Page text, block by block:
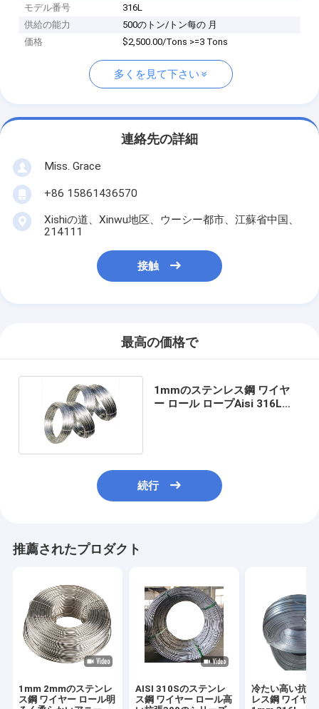
モデル番号
316L
供給の能力
500のトン/トン每の 月
価格
$2,500.00/Tons >=3 Tons
多くを見て下さい
連絡先の詳細
Miss. Grace
+86 15861436570
Xishiの道、Xinwu地区、ウーシー都市、江蘇省中国、
214111
接触
最高の価格で
1mmのステンレス鋼 ワイヤ
ー ロール ロープAisi 316Lは
続行
推薦されたプロダクト
1mm 2mmのステンレ
ス鋼 ワイヤー ロール明
AISI 310Sのステンレ
ス鋼 ワイヤー ロール高
冷たい高い抗張
レス鋼 ワイヤ